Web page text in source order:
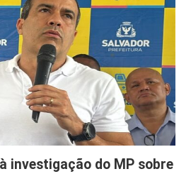
investigação do MP sobre